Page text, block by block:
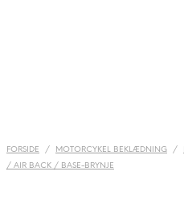
FORSIDE / MOTORCYKEL BEKLÆDNING /
/ AIR BACK / BASE-BRYNJE